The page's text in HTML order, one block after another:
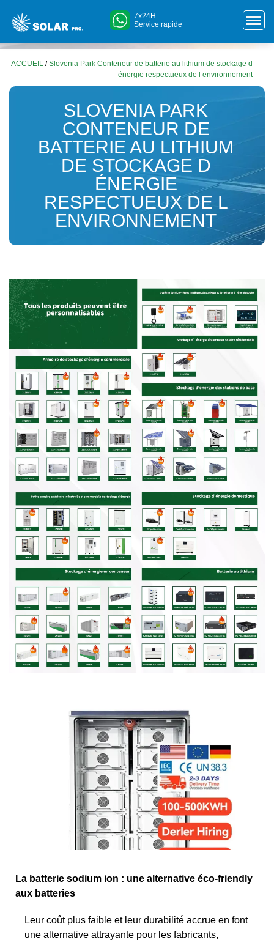
7x24H
Service rapide
ACCUEIL /Slovenia Park Conteneur de batterie au lithium de stockage d
énergie respectueux de l environnement
SLOVENIA PARK
CONTENEUR DE
BATTERIE AU LITHIUM
DE STOCKAGE D
ÉNERGIE
RESPECTUEUX DE L
ENVIRONNEMENT
La batterie sodium ion : une alternative éco-friendly
aux batteries
Leur coût plus faible et leur durabilité accrue en font
une alternative attrayante pour les fabricants,